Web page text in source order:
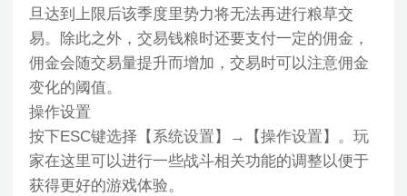
旦达到上限后该季度里势力将无法再进行粮草交
易。除此之外，交易钱粮时还要支付一定的佣金，
佣金会随交易量提升而增加，交易时可以注意佣金
变化的阈值。
操作设置
按下ESC键选择【系统设置】→【操作设置】。玩
家在这里可以进行一些战斗相关功能的调整以便于
获得更好的游戏体验。